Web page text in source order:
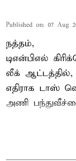
Published on: 07 Aug
நத்தம்,
டிஎன்பிஎல்
லீக் ஆட்டத்தில்,
எதிராக டாஸ்
அணி